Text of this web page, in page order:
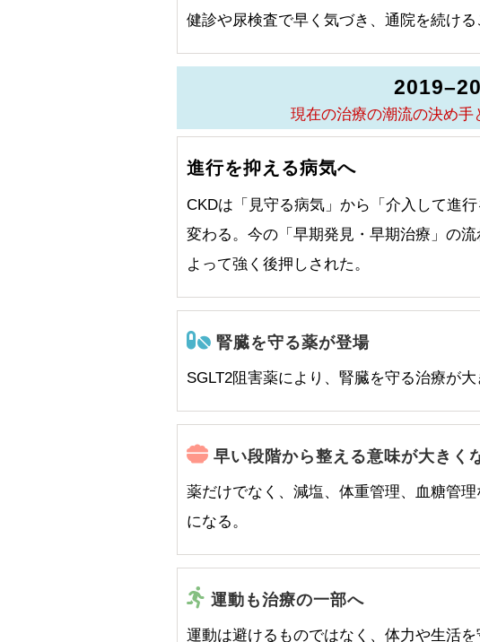
健診や尿検査で早く気づき、通院を続ける
現在の治療の潮流の決め手
進行を抑える病気へ
CKDは「見守る病気」から「介入して進
変わる。今の「早期発見・早期治療」の
よって強く後押しされた。
腎臓を守る薬が登場
SGLT2阻害薬により、腎臓を守る治療が大
早い段階から整える意味が大きく
薬だけでなく、減塩、体重管理、血糖管
になる。
運動も治療の一部へ
運動は避けるものではなく、体力や生活を